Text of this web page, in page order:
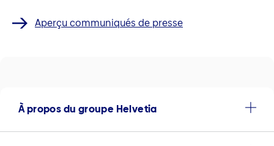
Aperçu communiqués de presse
À propos du groupe Helvetia